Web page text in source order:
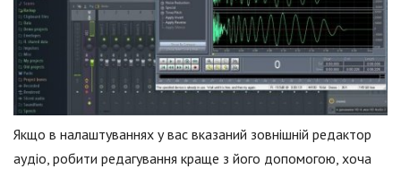
Якщо в налаштуваннях у вас вказаний зовнішній редактор
аудіо, робити редагування краще з його допомогою, хоча